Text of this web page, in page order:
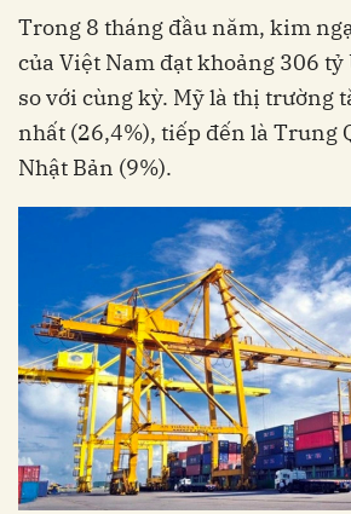
Trong 8 tháng đầu năm, kim
của Việt Nam đạt khoảng 306 tỷ
so với cùng kỳ. Mỹ là thị trường
nhất (26,4%), tiếp đến là Trung
Nhật Bản (9%).